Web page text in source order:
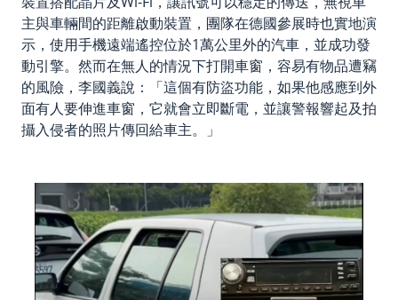
主與車輛間的距離啟動裝置，團隊在德國參展時也實地演
示，使用手機遠端遙控位於1萬公里外的汽車，並成功發
動引擎。然而在無人的情況下打開車窗，容易有物品遭竊
的風險，李國義說：「這個有防盜功能，如果他感應到外
面有人要伸進車窗，它就會立即斷電，並讓警報響起及拍
攝入侵者的照片傳回給車主。」